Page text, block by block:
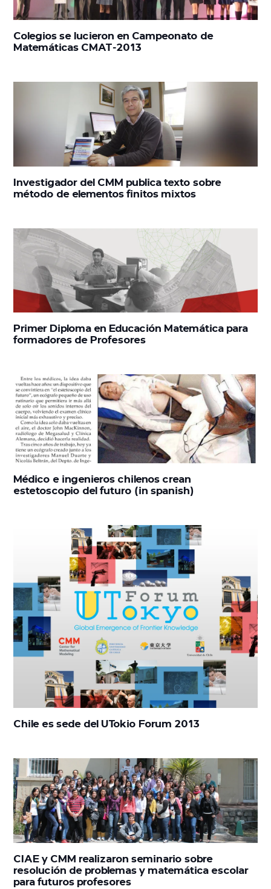
Colegios se lucieron en Campeonato de
Matemáticas CMAT-2013
Investigador del CMM publica texto sobre
método de elementos finitos mixtos
Primer Diploma en Educación Matemática para
formadores de Profesores
Médico e ingenieros chilenos crean
estetoscopio del futuro (in spanish)
Chile es sede del UTokio Forum 2013
CIAE y CMM realizaron seminario sobre
resolución de problemas y matemática escolar
para futuros profesores